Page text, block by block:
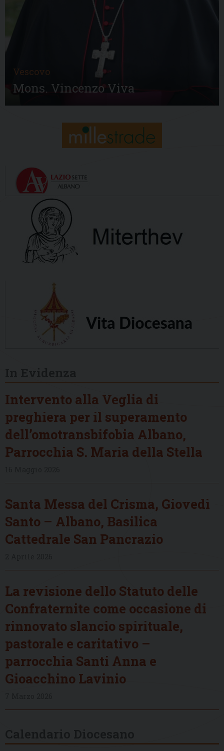
Vescovo
Mons. Vincenzo Viva
Intervento alla Veglia di
preghiera per il superamento
dell’omotransbifobia Albano,
Parrocchia S. Maria della Stella
Santa Messa del Crisma, Giovedì
Santo – Albano, Basilica
Cattedrale San Pancrazio
La revisione dello Statuto delle
Confraternite come occasione di
rinnovato slancio spirituale,
pastorale e caritativo –
parrocchia Santi Anna e
Gioacchino Lavinio